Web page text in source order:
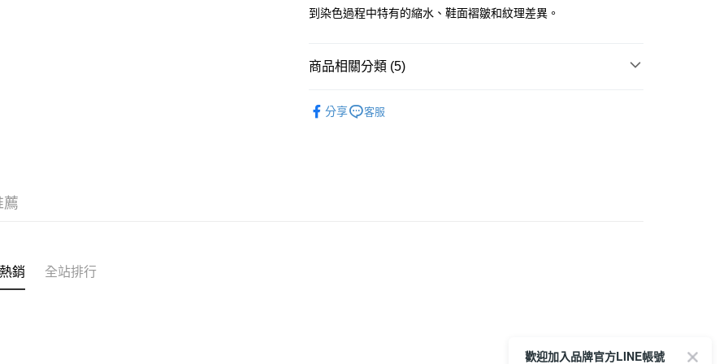
付款後7-11取貨
宅配
到染色過程中特有的縮水、鞋面褶皺和紋理差異。
商品相關分類 (5)
分享 客服
薦
銷 全站排行
歡迎加入品牌官方LINE帳號